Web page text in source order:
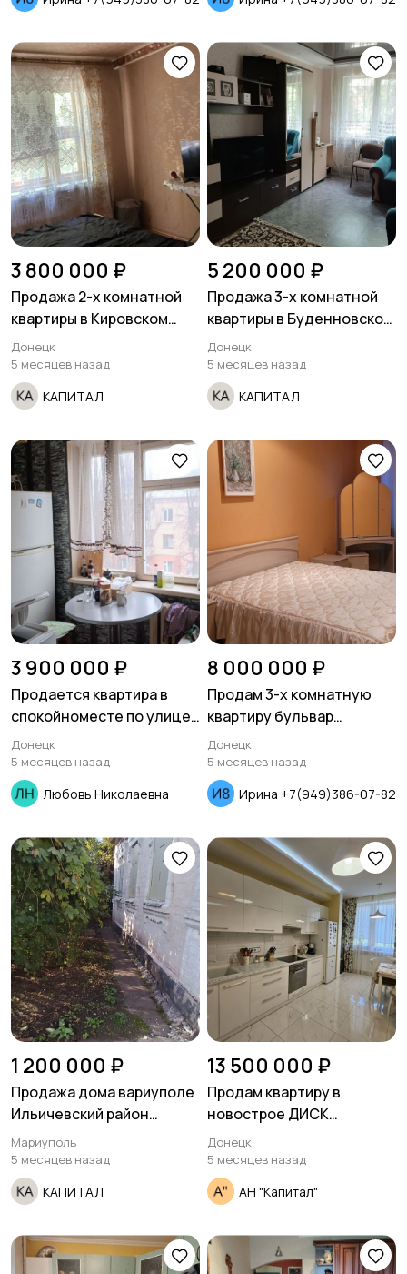
3 800 000 ₽
Продажа 2-х комнатной
квартиры в Кировском
районе ул. Лизы Чайкиной
Донецк
5 месяцев назад
КАПИТАЛ
5 200 000 ₽
Продажа 3-х комнатной
квартиры в Буденновском
районе ул.Андреяалышко
Вертикальная.
Донецк
5 месяцев назад
КАПИТАЛ
3 900 000 ₽
Продается квартира в
спокойноместе по улице
Овнатаняна
Донецк
5 месяцев назад
Любовь Николаевна
8 000 000 ₽
Продам 3-х комнатную
квартиру бульвар
Пушкина
Донецк
5 месяцев назад
Ирина +7(949)386-07-82
1 200 000 ₽
Продажа дома вариуполе
Ильичевский район
поселокирный проезд
Алтайский.
Мариуполь
5 месяцев назад
КАПИТАЛ
13 500 000 ₽
Продам квартиру в
новострое ДИСК
проспектаяковского
Донецк
5 месяцев назад
АН "Капитал"